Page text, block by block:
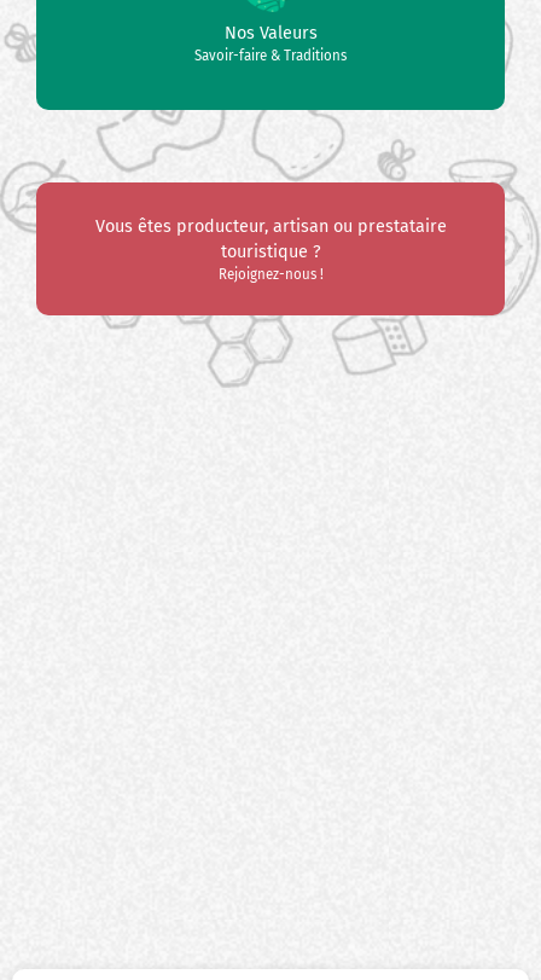
Nos Valeurs
Savoir-faire & Traditions
Vous êtes producteur, artisan ou prestataire
touristique ?
Rejoignez-nous !